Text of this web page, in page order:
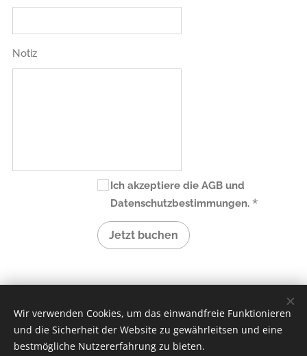
Notiz
Ich akzeptiere die AGB und
Datenschutzbestimmungen.
Jetzt buchen
Jakupi-MG Transporte GmbH
Wir verwenden Cookies, um das einwandfreie Funktionieren
und die Sicherheit der Website zu gewährleitsen und eine
bestmögliche Nutzererfahrung zu bieten.